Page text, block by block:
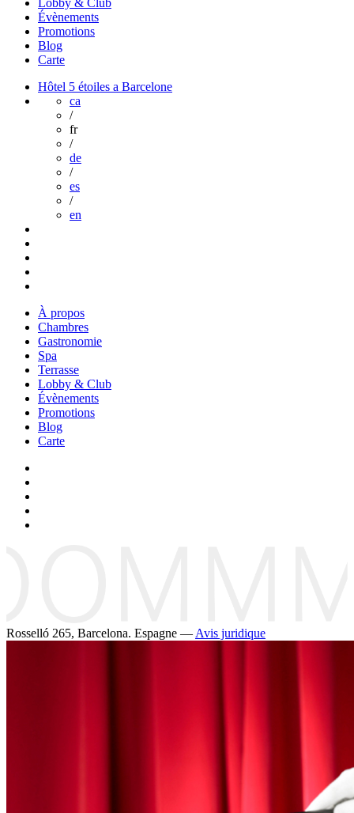
Lobby & Club
Évènements
Promotions
Blog
Carte
Hôtel 5 étoiles a Barcelone
ca
/
fr
/
de
/
es
/
en
À propos
Chambres
Gastronomie
Spa
Terrasse
Lobby & Club
Évènements
Promotions
Blog
Carte
Rosselló 265, Barcelona. Espagne — Avis juridique